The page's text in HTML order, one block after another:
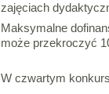
zajęciach
Maksymalne
może przekroczyć
W czwartym